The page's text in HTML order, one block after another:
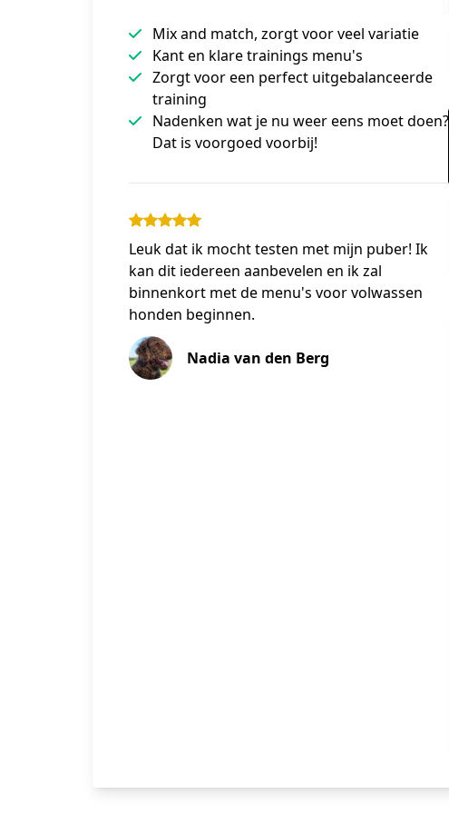
Mix and match, zorgt voor veel variatie
Kant en klare trainings menu's
Zorgt voor een perfect uitgebalanceerde
training
Nadenken wat je nu weer eens moet doen?
Dat is voorgoed voorbij!
Leuk dat ik mocht testen met mijn puber! Ik
kan dit iedereen aanbevelen en ik zal
binnenkort met de menu's voor volwassen
honden beginnen.
Nadia van den Berg